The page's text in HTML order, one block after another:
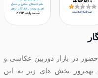
سال 1389 با رویکرد حضور در بازار دوربین عکاسی و
بهمرور بخش های زیر به این